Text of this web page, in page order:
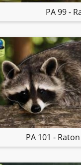
PA 99 -
PA 101 -